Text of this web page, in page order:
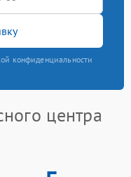
конфиденциальности
центра